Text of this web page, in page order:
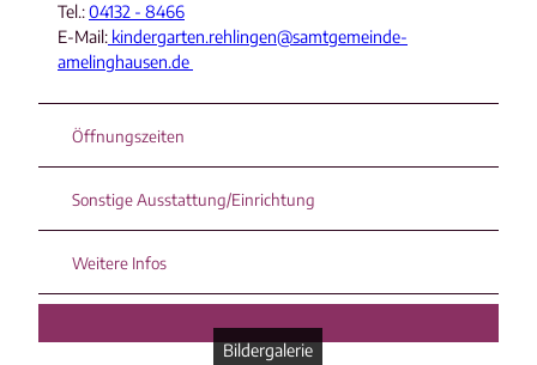
Tel.:04132 - 8466
E-Mail: kindergarten.rehlingen@samtgemeinde-
amelinghausen.de
Öffnungszeiten
Sonstige Ausstattung/Einrichtung
Weitere Infos
Bildergalerie